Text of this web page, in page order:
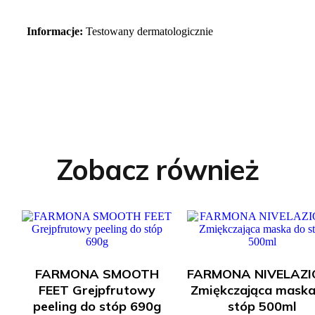
Informacje: Testowany dermatologicznie
Zobacz również
FARMONA SMOOTH
FEET Grejpfrutowy
peeling do stóp 690g
FARMONA
Zmiękczająca
stóp 500ml